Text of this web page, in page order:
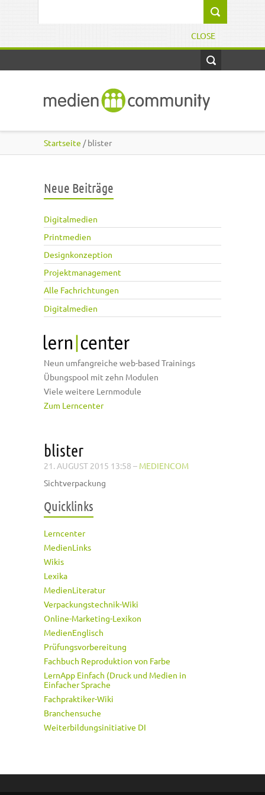
CLOSE
Startseite / blister
Neue Beiträge
Digitalmedien
Printmedien
Designkonzeption
Projektmanagement
Alle Fachrichtungen
Digitalmedien
Neun umfangreiche web-based Trainings
Übungspool mit zehn Modulen
Viele weitere Lernmodule
Zum Lerncenter
blister
21. AUGUST 2015 13:58 – MEDIENCOM
Sichtverpackung
Quicklinks
Lerncenter
MedienLinks
Wikis
Lexika
MedienLiteratur
Verpackungstechnik-Wiki
Online-Marketing-Lexikon
MedienEnglisch
Prüfungsvorbereitung
Fachbuch Reproduktion von Farbe
LernApp Einfach (Druck und Medien in
Einfacher Sprache
Fachpraktiker-Wiki
Branchensuche
Weiterbildungsinitiative DI